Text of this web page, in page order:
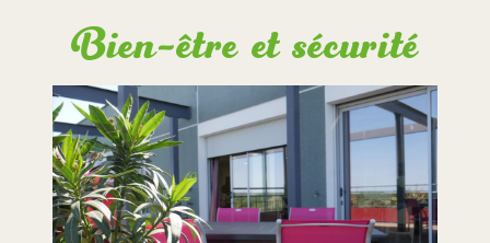
Bien-être et sécurité